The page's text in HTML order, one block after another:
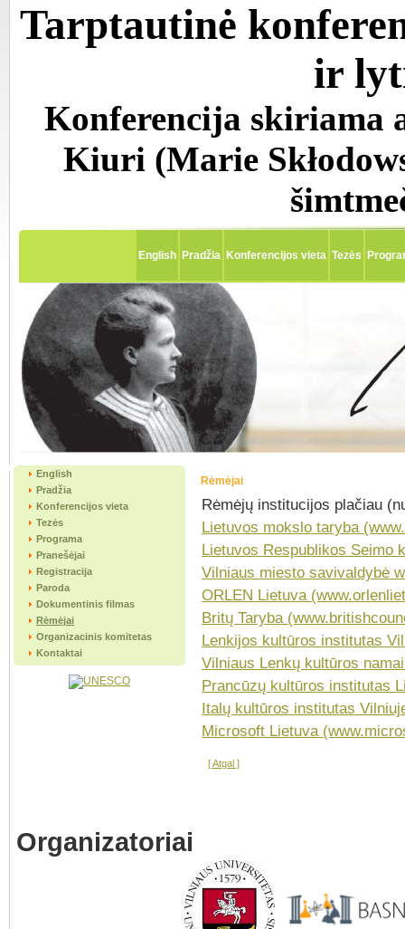
Tarptautinė
ir
Konferencija skiriama
Kiuri (Marie
English Pradžia Konferencijos vieta Tezės
English
Pradžia
Konferencijos vieta
Tezės
Programa
Pranešėjai
Registracija
Paroda
Dokumentinis filmas
Rėmėjai
Organizacinis komitetas
Kontaktai
Rėmėjai
Rėmėjų institucijos plačiau
Lietuvos mokslo taryba
Lietuvos Respublikos Seimo
Vilniaus miesto savivaldybė
ORLEN Lietuva
Britų Taryba
Lenkijos kultūros institutas
Vilniaus Lenkų kultūros
Prancūzų kultūros institutas
Italų kultūros institutas
Microsoft Lietuva
[ Atgal ]
Organizatoriai